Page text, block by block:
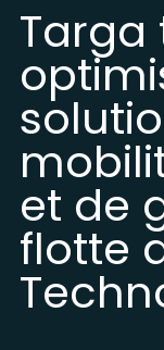
et de
flotte